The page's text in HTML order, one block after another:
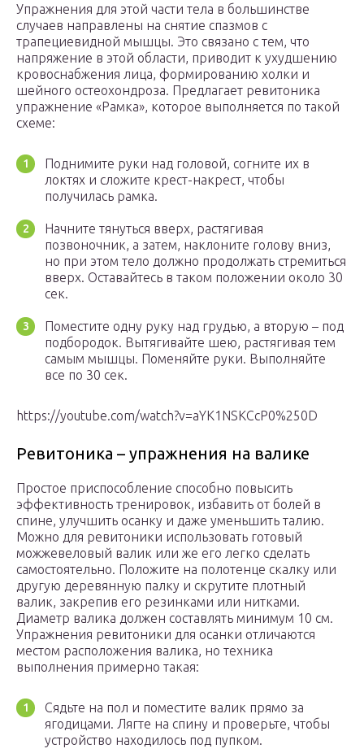
Упражнения для этой части тела в большинстве
случаев направлены на снятие спазмов с
трапециевидной мышцы. Это связано с тем, что
напряжение в этой области, приводит к ухудшению
кровоснабжения лица, формированию холки и
шейного остеохондроза. Предлагает ревитоника
упражнение «Рамка», которое выполняется по такой
схеме:
Поднимите руки над головой, согните их в
локтях и сложите крест-накрест, чтобы
получилась рамка.
Начните тянуться вверх, растягивая
позвоночник, а затем, наклоните голову вниз,
но при этом тело должно продолжать стремиться
вверх. Оставайтесь в таком положении около 30
сек.
Поместите одну руку над грудью, а вторую – под
подбородок. Вытягивайте шею, растягивая тем
самым мышцы. Поменяйте руки. Выполняйте
все по 30 сек.
https://youtube.com/watch?v=aYK1NSKCcP0%250D
Ревитоника – упражнения на валике
Простое приспособление способно повысить
эффективность тренировок, избавить от болей в
спине, улучшить осанку и даже уменьшить талию.
Можно для ревитоники использовать готовый
можжевеловый валик или же его легко сделать
самостоятельно. Положите на полотенце скалку или
другую деревянную палку и скрутите плотный
валик, закрепив его резинками или нитками.
Диаметр валика должен составлять минимум 10 см.
Упражнения ревитоники для осанки отличаются
местом расположения валика, но техника
выполнения примерно такая:
Сядьте на пол и поместите валик прямо за
ягодицами. Лягте на спину и проверьте, чтобы
устройство находилось под пупком.